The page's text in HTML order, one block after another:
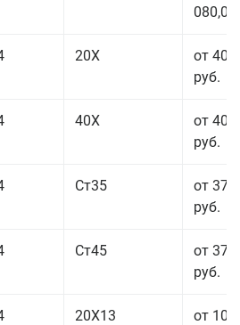
080,00
20Х
от 40
руб.
40Х
от 40
руб.
Ст35
от 37
руб.
Ст45
от 37
руб.
20Х13
от 101